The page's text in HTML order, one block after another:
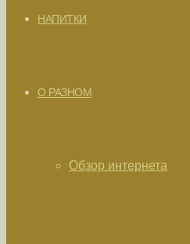
НАПИТКИ
О РАЗНОМ
Обзор интернета